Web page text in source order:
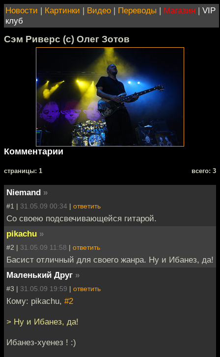
Новости | Картинки | Видео | Переводы | Магазин | VIP
клуб
Сэм Риверс (с) Олег Зотов
Комментарии
cтраницы: 1 всего: 3
Niemand »
#1 | 31.05.09 00:34 | ответить
Со своею подсвечивающейся гитарой.
pikachu »
#2 | 31.05.09 11:58 | ответить
Басист отличный для своего жанра. Ну и Ибанез, да!
Маленький Друг »
#3 | 31.05.09 19:59 | ответить
Кому: pikachu, #2
> Ну и Ибанез, да!
Ибанез-хуенез ! :)